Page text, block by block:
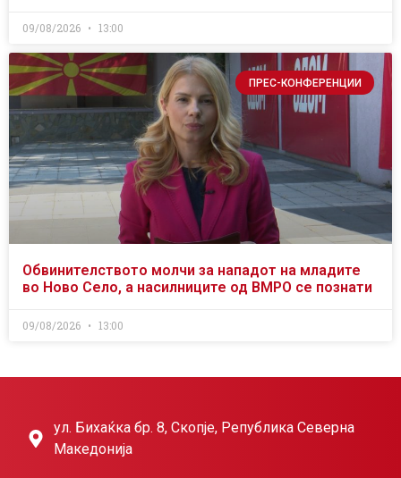
09/08/2026 13:00
ПРЕС-КОНФЕРЕНЦИИ
Обвинителството молчи за нападот на младите
во Ново Село, а насилниците од ВМРО се познати
09/08/2026 13:00
ул. Бихаќка бр. 8, Скопје, Република Северна
Македонија